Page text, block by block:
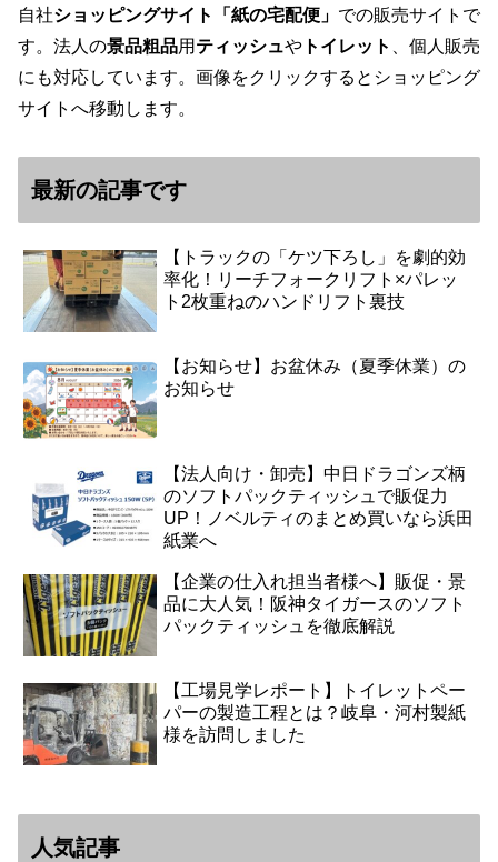
自社ショッピングサイト「紙の宅配便」 での販売サイトで
す。法人の景品粗品用 ティッシュや トイレット 、個人販売
にも対応しています。画像をクリックするとショッピング
サイトへ移動します。
最新の記事です
【トラックの「ケツ下ろし」を劇的効
率化！リーチフォークリフト×パレッ
ト2枚重ねのハンドリフト裏技
【お知らせ】お盆休み（夏季休業）の
お知らせ
【法人向け・卸売】中日ドラゴンズ柄
のソフトパックティッシュで販促力
UP！ノベルティのまとめ買いなら浜田
紙業へ
【企業の仕入れ担当者様へ】販促・景
品に大人気！阪神タイガースのソフト
パックティッシュを徹底解説
【工場見学レポート】トイレットペー
パーの製造工程とは？岐阜・河村製紙
様を訪問しました
人気記事